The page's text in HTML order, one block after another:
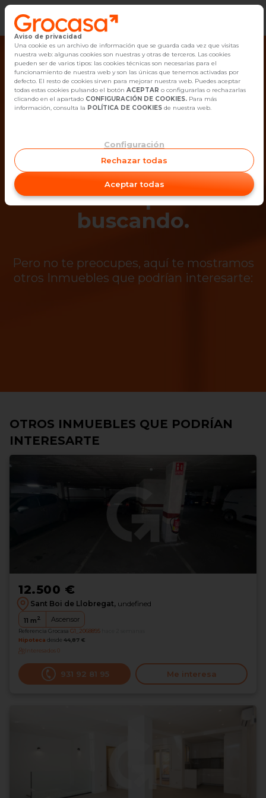
Vender
Buscar Inmuebles
Alquiler
Empleo
Oficinas
Contacto
¡Ups! Ya no está
disponible el
inmueble que estás
buscando.
Pero no te preocupes, aquí te mostramos
otros Inmuebles que podrían interesarte:
OTROS INMUEBLES QUE PODRÍAN
INTERESARTE
12.500 €
Sant Boi de Llobregat, undefined
11 m2 Ascensor
Referencia Grocasa G1_2068895
Hipoteca desde 44,87 €
Interesados0
931 92 81 95 Me interesa
Aviso de privacidad
Una cookie es un archivo de información que se guarda cada vez que visitas
nuestra web: algunas cookies son nuestras y otras de terceros. Las cookies
pueden ser de varios tipos: las cookies técnicas son necesarias para el
funcionamiento de nuestra web y son las únicas que tenemos activadas por
defecto. El resto de cookies sirven para mejorar nuestra web. Puedes aceptar
todas estas cookies pulsando el botón ACEPTAR o configurarlas o rechazarlas
clicando en el apartado CONFIGURACIÓN DE COOKIES. Para más
información, consulta la POLÍTICA DE COOKIES de nuestra web.
Configuración
Rechazar todas
Aceptar todas